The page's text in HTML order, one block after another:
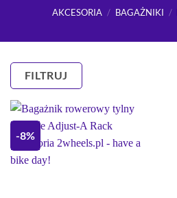
AKCESORIA / BAGAŻNIKI /
FILTRUJ
-8%